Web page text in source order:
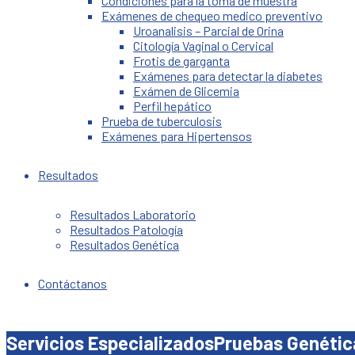
Exámenes de chequeo medico preventivo
Uroanalisis – Parcial de Orina
Citología Vaginal o Cervical
Frotis de garganta
Exámenes para detectar la diabetes
Exámen de Glicemia
Perfil hepático
Prueba de tuberculosis
Exámenes para Hipertensos
Resultados
Resultados Laboratorio
Resultados Patología
Resultados Genética
Contáctanos
Servicios EspecializadosPruebas